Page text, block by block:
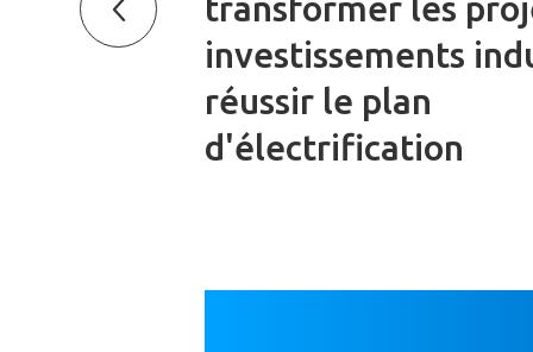
transformer les
investissements
réussir le plan
d'électrification